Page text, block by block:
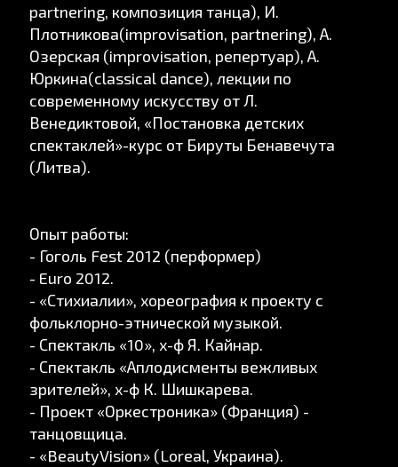
partnering, композиция танца), И.
Плотникова(improvisation, partnering), А.
Озерская (improvisation, репертуар), А.
Юркина(classical danсe), лекции по
современному искусству от Л.
Венедиктовой, «Постановка детских
спектаклей»-курс от Бируты Бенавечута
(Литва).
Опыт работы:
- Гоголь Fest 2012 (перформер)
- Euro 2012.
- «Стихиалии», хореография к проекту с
фольклорно-этнической музыкой.
- Спектакль «10», х-ф Я. Кайнар.
- Спектакль «Аплодисменты вежливых
зрителей», х-ф К. Шишкарева.
- Проект «Оркестроника» (Франция) -
танцовщица.
- «BeautyVision» (Loreal, Украина).